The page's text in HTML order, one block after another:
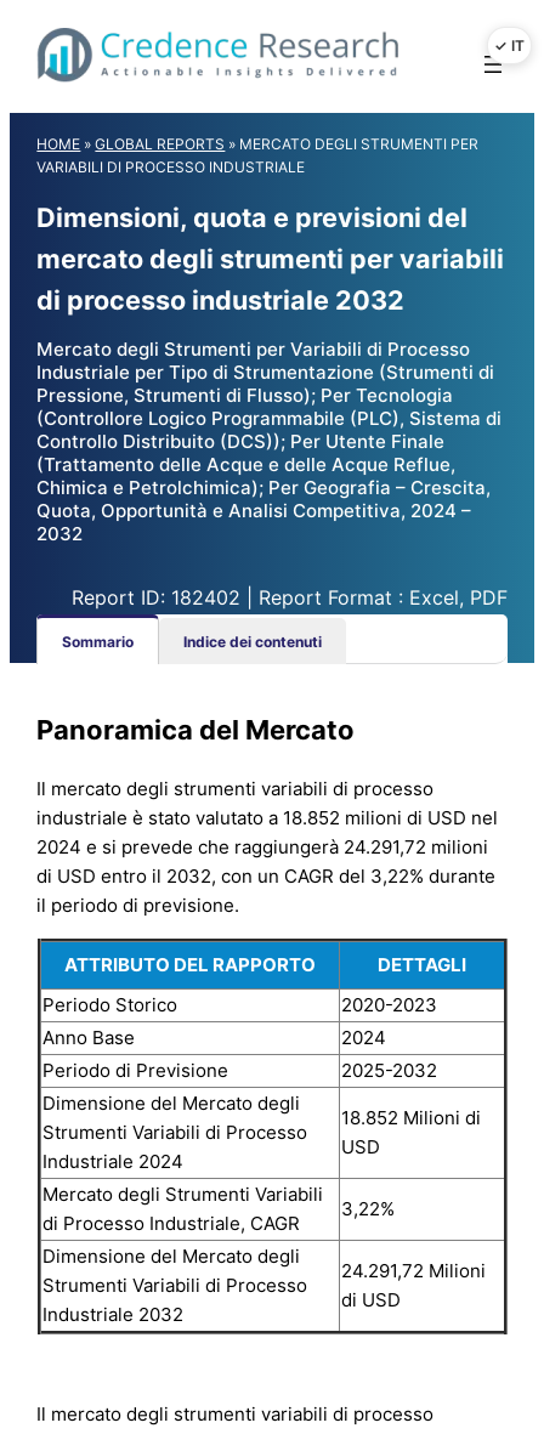
content
HOME »GLOBAL REPORTS » MERCATO DEGLI STRUMENTI PER
VARIABILI DI PROCESSO INDUSTRIALE
Dimensioni, quota e previsioni del
mercato degli strumenti per variabili
di processo industriale 2032
Mercato degli Strumenti per Variabili di Processo
Industriale per Tipo di Strumentazione (Strumenti di
Pressione, Strumenti di Flusso); Per Tecnologia
(Controllore Logico Programmabile (PLC), Sistema di
Controllo Distribuito (DCS)); Per Utente Finale
(Trattamento delle Acque e delle Acque Reflue,
Chimica e Petrolchimica); Per Geografia – Crescita,
Quota, Opportunità e Analisi Competitiva, 2024 –
2032
Report ID: 182402 | Report Format : Excel, PDF
Sommario Indice dei contenuti
Panoramica del Mercato
Il mercato degli strumenti variabili di processo
industriale è stato valutato a 18.852 milioni di USD nel
2024 e si prevede che raggiungerà 24.291,72 milioni
di USD entro il 2032, con un CAGR del 3,22% durante
il periodo di previsione.
ATTRIBUTO DEL RAPPORTO
DETTAGLI
Periodo Storico
2020-2023
Anno Base
2024
Periodo di Previsione
2025-2032
Dimensione del Mercato degli
Strumenti Variabili di Processo
Industriale 2024
18.852 Milioni di
USD
Mercato degli Strumenti Variabili
di Processo Industriale, CAGR
3,22%
Dimensione del Mercato degli
Strumenti Variabili di Processo
Industriale 2032
24.291,72 Milioni
di USD
Il mercato degli strumenti variabili di processo